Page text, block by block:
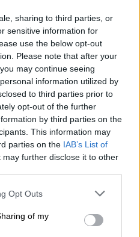
sharing to third parties, or
sensitive information for
use the below opt-out
Please note that after your
may continue seeing
information utilized by
to third parties prior to
opt-out of the further
by third parties on the
This information may
parties on the IAB’s List of
may further disclose it to other
uses one or more Google
behaviour. You may click to
and its third-party tags to
Opt Outs
of my
κρατήσουν στη ζωή.
από τις
του 21χρονου
του
φέρεται να
κρίσιμη